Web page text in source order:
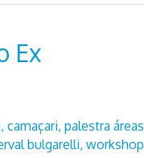
Ex
, camaçari, palestra áreas
bulgarelli, workshop